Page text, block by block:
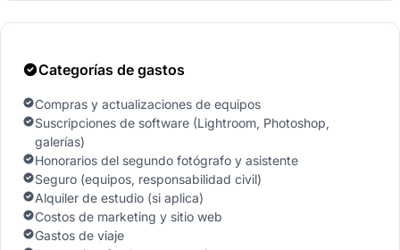
Categorías de gastos
Compras y actualizaciones de equipos
Suscripciones de software (Lightroom, Photoshop,
galerías)
Honorarios del segundo fotógrafo y asistente
Seguro (equipos, responsabilidad civil)
Alquiler de estudio (si aplica)
Costos de marketing y sitio web
Gastos de viaje